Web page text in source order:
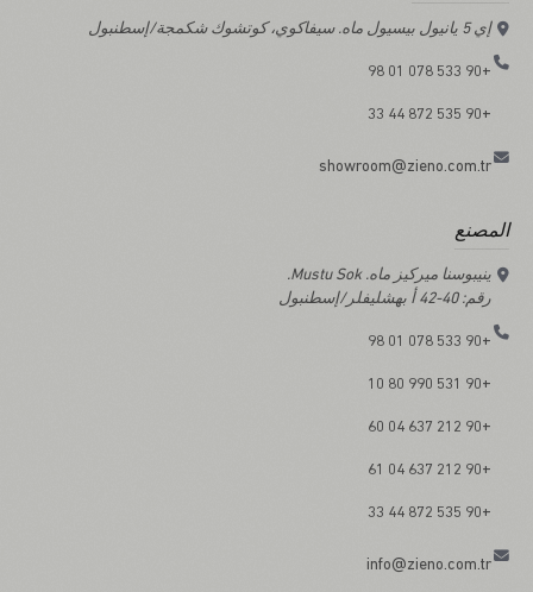
إي 5 يانيول بيسيول ماه. سيفاكوي، كوتشوك شكمجة/إسطنبول
+90 533 078 01 98
+90 535 872 44 33
showroom@zieno.com.tr
المصنع
ينيبوسنا ميركيز ماه. Mustu Sok.
رقم: 40-42 أ بهشليفلر/إسطنبول
+90 533 078 01 98
+90 531 990 80 10
+90 212 637 04 60
+90 212 637 04 61
+90 535 872 44 33
info@zieno.com.tr